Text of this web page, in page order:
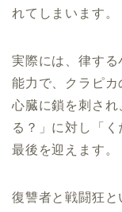
れてしまいます。
実際には、律す
能力で、クラピ
心臓に鎖を刺さ
る？」に対し「
最後を迎えます。
復讐者と戦闘狂